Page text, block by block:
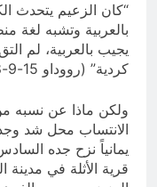
“كان الزعيم يتحدث
بالعربية وتشبه لغة
يجيب بالعربية، لم
كردية” (رووداو 15-9-2018 – لقاء متلفز – برنامج بصمة ).
ولكن ماذا عن نسبه
الانتساب محل شد
يمانياً نزح جده
قرية الأثلة في